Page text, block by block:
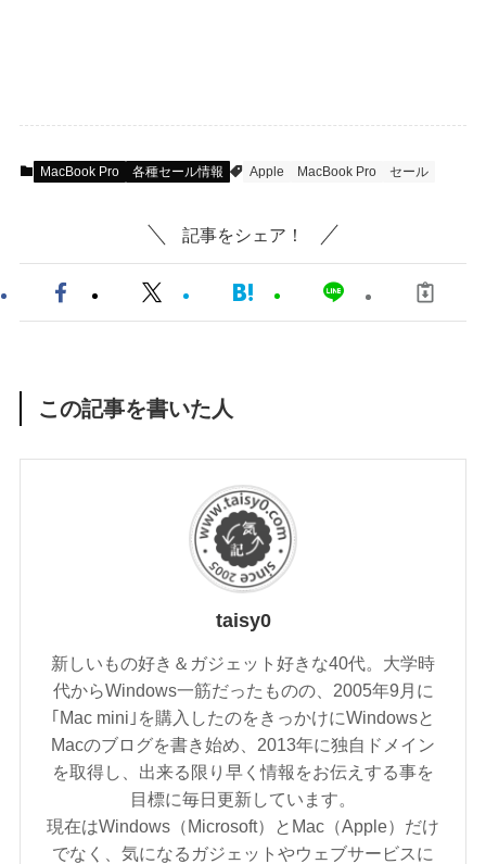
MacBook Pro 各種セール情報 Apple MacBook Pro セール
記事をシェア！
この記事を書いた人
taisy0
新しいもの好き＆ガジェット好きな40代。大学時
代からWindows一筋だったものの、2005年9月に
｢Mac mini｣を購入したのをきっかけにWindowsと
Macのブログを書き始め、2013年に独自ドメイン
を取得し、出来る限り早く情報をお伝えする事を
目標に毎日更新しています。
現在はWindows（Microsoft）とMac（Apple）だけ
でなく、気になるガジェットやウェブサービスに